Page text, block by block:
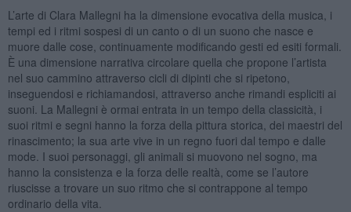
L’arte di Clara Mallegni ha la dimensione evocativa della musica, i
tempi ed i ritmi sospesi di un canto o di un suono che nasce e
muore dalle cose, continuamente modificando gesti ed esiti formali.
È una dimensione narrativa circolare quella che propone l’artista
nel suo cammino attraverso cicli di dipinti che si ripetono,
inseguendosi e richiamandosi, attraverso anche rimandi espliciti ai
suoni. La Mallegni è ormai entrata in un tempo della classicità, i
suoi ritmi e segni hanno la forza della pittura storica, dei maestri del
rinascimento; la sua arte vive in un regno fuori dal tempo e dalle
mode. I suoi personaggi, gli animali si muovono nel sogno, ma
hanno la consistenza e la forza delle realtà, come se l’autore
riuscisse a trovare un suo ritmo che si contrappone al tempo
ordinario della vita.